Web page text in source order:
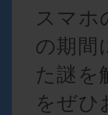
スマ
の期間
た謎を
をぜひ